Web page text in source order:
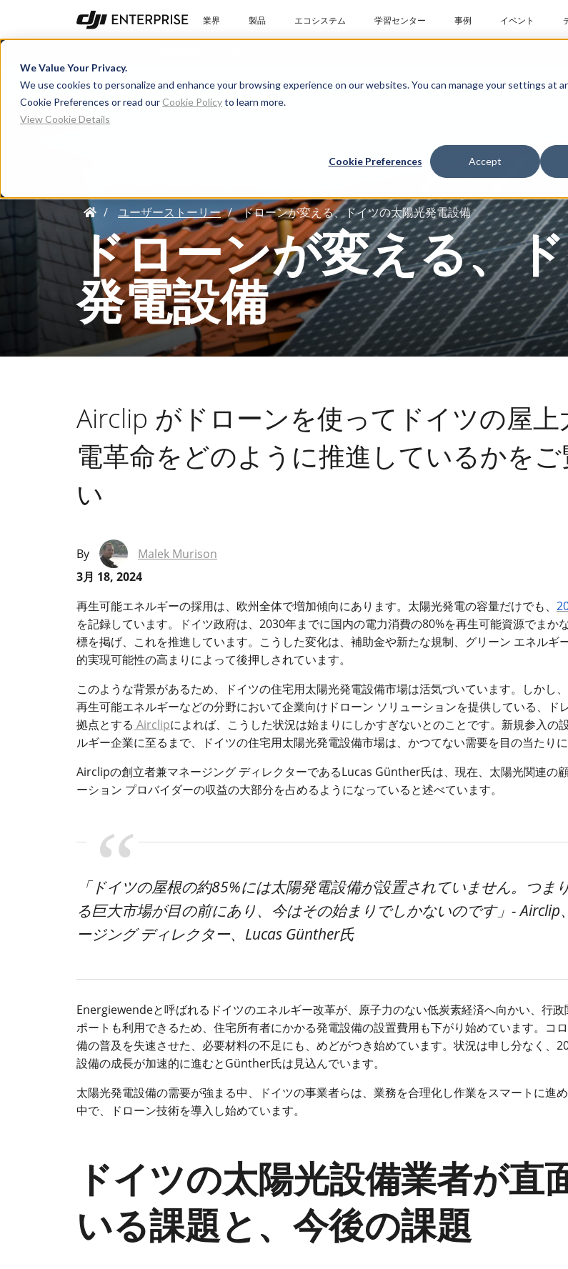
We Value Your Privacy.
We use cookies to personalize and enhance your browsing experience on our websites. You can manage your settings at
Cookie Preferences or read our Cookie Policyto learn more.
View Cookie Details
Cookie Preferences Accept
業界 製品 エコシステム 学習センター 事例 イベント
ユーザーストーリー ドローンが変える、ドイツの太陽光発電設備
ドローンが変える、
発電設備
Airclip がドローンを使ってドイツの屋上
電革命をどのように推進しているかをご
い
By
Malek Murison
3月 18, 2024
再生可能エネルギーの採用は、欧州全体で増加傾向にあります。太陽光発電の容量だけでも、
を記録しています。ドイツ政府は、2030年までに国内の電力消費の80%を再生可能資源でまか
標を掲げ、これを推進しています。こうした変化は、補助金や新たな規制、グリーン エネルギ
的実現可能性の高まりによって後押しされています。
このような背景があるため、ドイツの住宅用太陽光発電設備市場は活気づいています。しかし
再生可能エネルギーなどの分野において企業向けドローン ソリューションを提供している、ド
拠点とする Airclipによれば、こうした状況は始まりにしかすぎないとのことです。新規参入の
ルギー企業に至るまで、ドイツの住宅用太陽光発電設備市場は、かつてない需要を目の当たり
Airclipの創立者兼マネージング ディレクターであるLucas Günther氏は、現在、太陽光関連の
ーション プロバイダーの収益の大部分を占めるようになっていると述べています。
「ドイツの屋根の約85%には太陽発電設備が設置されていません。つま
る巨大市場が目の前にあり、今はその始まりでしかないのです」- Airclip
ージング ディレクター、Lucas Günther氏
Energiewendeと呼ばれるドイツのエネルギー改革が、原子力のない低炭素経済へ向かい、行
ポートも利用できるため、住宅所有者にかかる発電設備の設置費用も下がり始めています。コ
備の普及を失速させた、必要材料の不足にも、めどがつき始めています。状況は申し分なく、
設備の成長が加速的に進むとGünther氏は見込んでいます。
太陽光発電設備の需要が強まる中、ドイツの事業者らは、業務を合理化し作業をスマートに進
中で、ドローン技術を導入し始めています。
ドイツの太陽光設備業者が直
いる課題と、今後の課題